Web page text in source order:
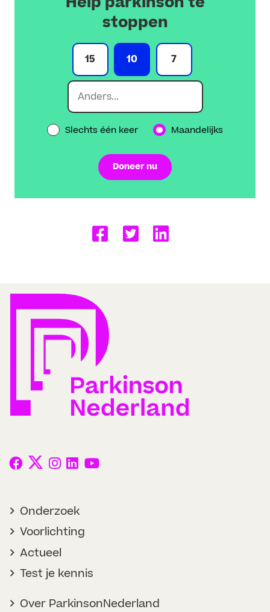
stoppen
15 10 7
Slechts één keer Maandelijks
Doneer nu
Onderzoek
Voorlichting
Actueel
Test je kennis
Over ParkinsonNederland